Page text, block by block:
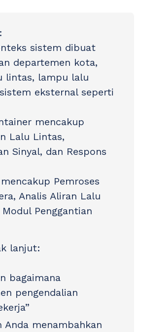
:
sistem dibuat
departemen kota,
lintas, lampu lalu
eksternal seperti
mencakup
Lalu Lintas,
Sinyal, dan Respons
Pemroses
Analis Aliran Lalu
Penggantian
lanjut:
bagaimana
pengendalian
Anda menambahkan